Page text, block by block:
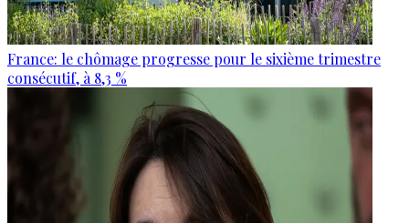
France: le chômage progresse pour le sixième trimestre
consécutif, à 8,3 %